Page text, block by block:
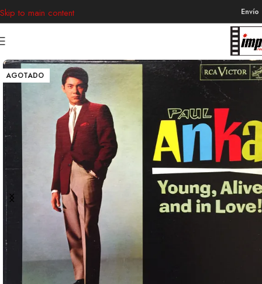
Skip to main content
AGOTADO